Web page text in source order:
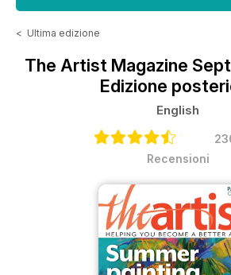
< Ultima edizione
The Artist Magazine
Edizione
English
Recensioni